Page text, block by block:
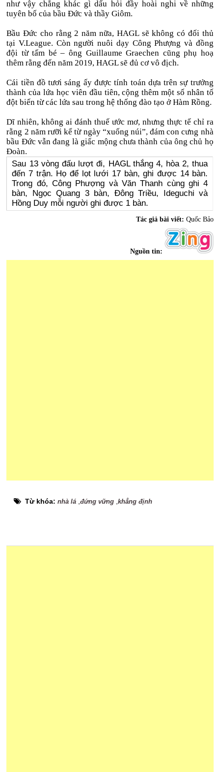
như vậy chẳng khác gì dấu hỏi đầy hoài nghi về những
tuyên bố của bầu Đức và thầy Giôm.
Bầu Đức cho rằng 2 năm nữa, HAGL sẽ không có đối thủ
tại V.League. Còn người nuôi dạy Công Phượng và đồng
đội từ tấm bé – ông Guillaume Graechen cũng phụ hoạ
thêm rằng đến năm 2019, HAGL sẽ đủ cơ vô địch.
Cái tiền đồ tươi sáng ấy được tính toán dựa trên sự trưởng
thành của lứa học viên đầu tiên, cộng thêm một số nhân tố
đột biến từ các lứa sau trong hệ thống đào tạo ở Hàm Rồng.
Dĩ nhiên, không ai đánh thuế ước mơ, nhưng thực tế chỉ ra
rằng 2 năm rưỡi kể từ ngày “xuống núi”, đám con cưng nhà
bầu Đức vẫn đang là giấc mộng chưa thành của ông chủ họ
Đoàn.
Sau 13 vòng đấu lượt đi, HAGL thắng 4, hòa 2, thua
đến 7 trận. Họ để lọt lưới 17 bàn, ghi được 14 bàn.
Trong đó, Công Phượng và Văn Thanh cùng ghi 4
bàn, Ngọc Quang 3 bàn, Đông Triều, Ideguchi và
Hồng Duy mỗi người ghi được 1 bàn.
Tác giả bài viết: Quốc Bảo
Nguồn tin:
Từ khóa:nhà lá ,đứng vững ,khẳng định